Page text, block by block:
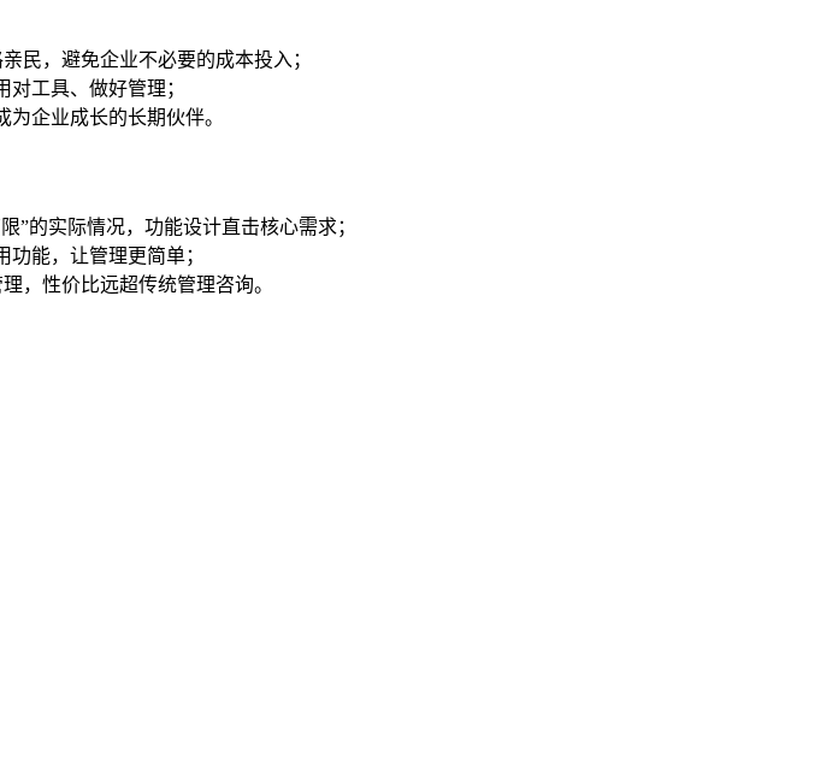
民，避免企业不必要的成本投入；
工具、做好管理；
企业成长的长期伙伴。
”的实际情况，功能设计直击核心需求；
能，让管理更简单；
，性价比远超传统管理咨询。